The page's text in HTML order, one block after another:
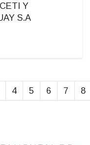
Y
S.A
4 5 6 7 8